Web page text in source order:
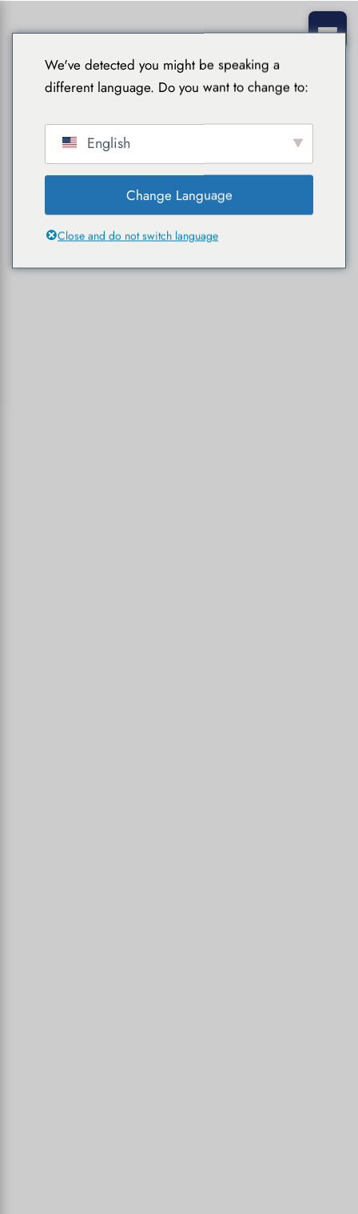
We've detected you might be speaking a
different language. Do you want to change to:
English
Change Language
Close and do not switch language